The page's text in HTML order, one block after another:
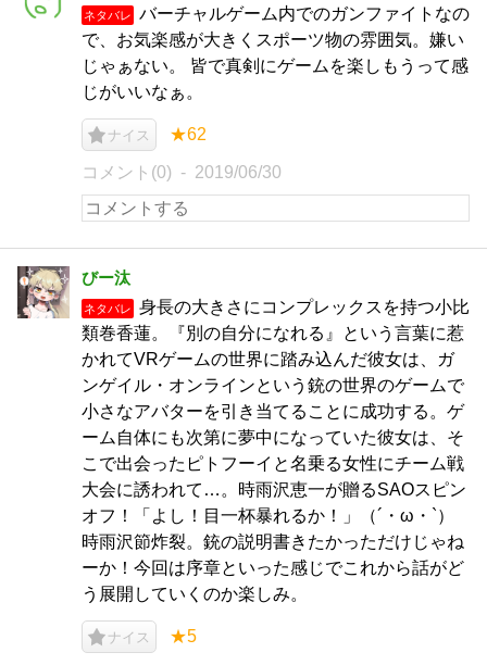
ネタバレ
バーチャルゲーム内でのガンファイトなの
で、お気楽感が大きくスポーツ物の雰囲気。嫌い
じゃぁない。 皆で真剣にゲームを楽しもうって感
じがいいなぁ。
ナイス ★62
コメント(0) 2019/06/30
びー汰
ネタバレ
身長の大きさにコンプレックスを持つ小比
類巻香蓮。『別の自分になれる』という言葉に惹
かれてVRゲームの世界に踏み込んだ彼女は、ガ
ンゲイル・オンラインという銃の世界のゲームで
小さなアバターを引き当てることに成功する。ゲ
ーム自体にも次第に夢中になっていた彼女は、そ
こで出会ったピトフーイと名乗る女性にチーム戦
大会に誘われて…。時雨沢恵一が贈るSAOスピン
オフ！「よし！目一杯暴れるか！」（´・ω・`）
時雨沢節炸裂。銃の説明書きたかっただけじゃね
ーか！今回は序章といった感じでこれから話がど
う展開していくのか楽しみ。
ナイス ★5